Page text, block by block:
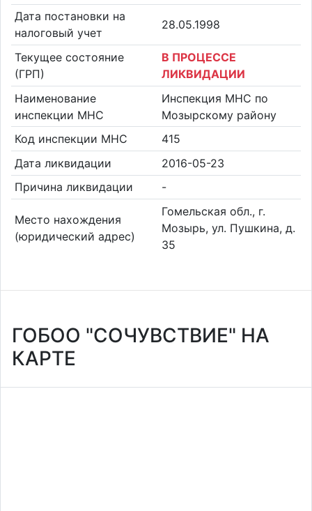
Дата постановки на
налоговый учет
28.05.1998
Текущее состояние
(ГРП)
В ПРОЦЕССЕ
ЛИКВИДАЦИИ
Наименование
инспекции МНС
Инспекция МНС по
Мозырскому району
Код инспекции МНС
415
Дата ликвидации
2016-05-23
Причина ликвидации
-
Место нахождения
(юридический адрес)
Гомельская обл., г.
Мозырь, ул. Пушкина, д.
35
ГОБОО "СОЧУВСТВИЕ" НА
КАРТЕ